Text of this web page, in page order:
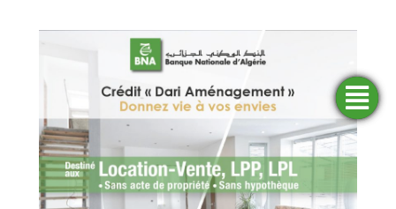
Trouver
une
agence
Demander
un
financement
Simulateurs
Ouvrir
un
compte